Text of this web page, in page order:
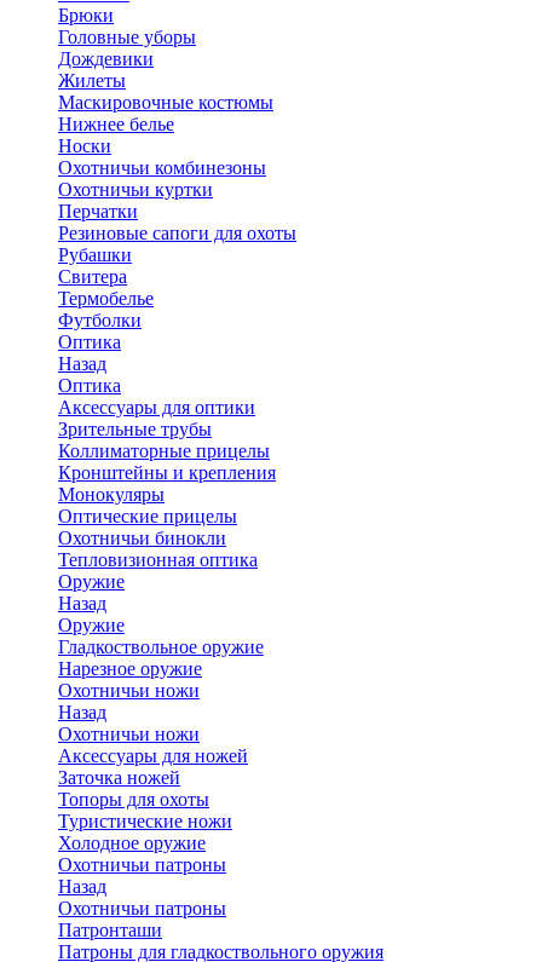
Брюки
Головные уборы
Дождевики
Жилеты
Маскировочные костюмы
Нижнее белье
Носки
Охотничьи комбинезоны
Охотничьи куртки
Перчатки
Резиновые сапоги для охоты
Рубашки
Свитера
Термобелье
Футболки
Оптика
Назад
Оптика
Аксессуары для оптики
Зрительные трубы
Коллиматорные прицелы
Кронштейны и крепления
Монокуляры
Оптические прицелы
Охотничьи бинокли
Тепловизионная оптика
Оружие
Назад
Оружие
Гладкоствольное оружие
Нарезное оружие
Охотничьи ножи
Назад
Охотничьи ножи
Аксессуары для ножей
Заточка ножей
Топоры для охоты
Туристические ножи
Холодное оружие
Охотничьи патроны
Назад
Охотничьи патроны
Патронташи
Патроны для гладкоствольного оружия